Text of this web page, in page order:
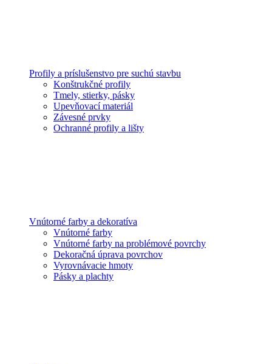
Profily a príslušenstvo pre suchú stavbu
Konštrukčné profily
Tmely, stierky, pásky
Upevňovací materiál
Závesné prvky
Ochranné profily a lišty
Vnútorné farby a dekoratíva
Vnútorné farby
Vnútorné farby na problémové povrchy
Dekoračná úprava povrchov
Vyrovnávacie hmoty
Pásky a plachty